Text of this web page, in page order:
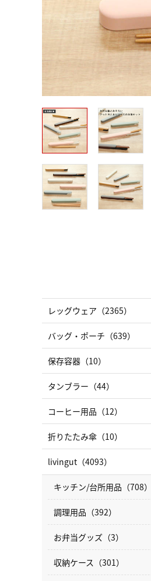
レッグウェア（2365）
バッグ・ポーチ（639）
保存容器（10）
タンブラー（44）
コーヒー用品（12）
折りたたみ傘（10）
livingut（4093）
キッチン/台所用品（708）
調理用品（392）
お弁当グッズ（3）
収納ケース（301）